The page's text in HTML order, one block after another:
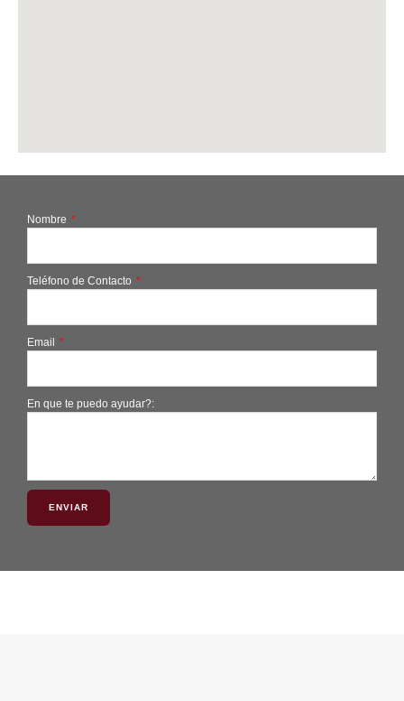
Nombre
Teléfono de Contacto
Email
En que te puedo ayudar?:
ENVIAR